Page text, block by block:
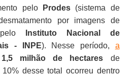
pelo
Prodes(sistema de
por imagens de
Instituto Nacional de
- INPE). Nesse período, a
1,5 milhão de hectares de
desse total ocorreu dentro